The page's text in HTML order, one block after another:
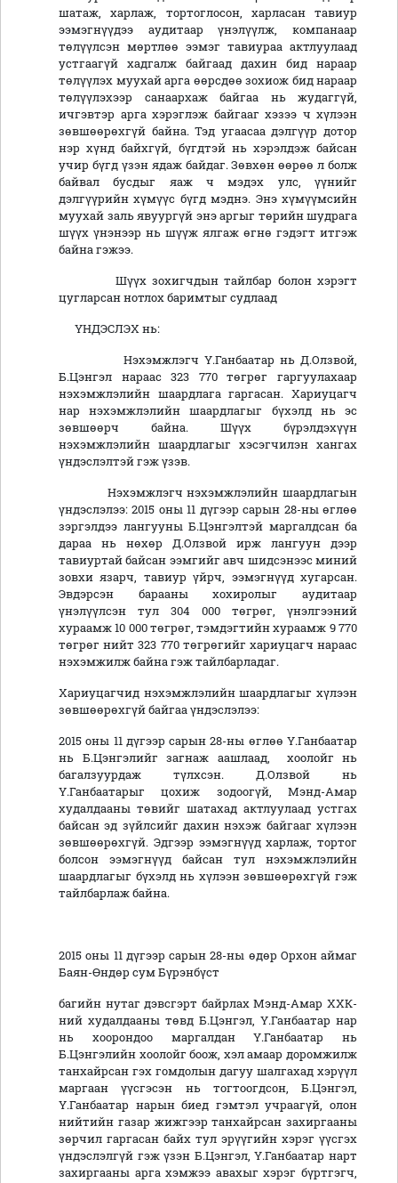
шатаж, харлаж, тортоглосон, харласан тавиур
ээмэгнүүдээ аудитаар үнэлүүлж, компанаар
төлүүлсэн мөртлөө ээмэг тавиураа актлуулаад
устгаагүй хадгалж байгаад дахин бид нараар
төлүүлэх муухай арга өөрсдөө зохиож бид нараар
төлүүлэхээр санаархаж байгаа нь жудаггүй,
ичгэвтэр арга хэрэглэж байгааг хэзээ ч хүлээн
зөвшөөрөхгүй байна. Тэд угаасаа дэлгүүр дотор
нэр хүнд байхгүй, бүгдтэй нь хэрэлдэж байсан
учир бүгд үзэн ядаж байдаг. Зөвхөн өөрөө л болж
байвал бусдыг яаж ч мэдэх улс, үүнийг
дэлгүүрийн хүмүүс бүгд мэднэ. Энэ хүмүүмсийн
муухай заль явуургүй энэ аргыг төрийн шудрага
шүүх үнэнээр нь шүүж ялгаж өгнө гэдэгт итгэж
байна гэжээ.
Шүүх зохигчдын тайлбар болон хэрэгт
цугларсан нотлох баримтыг судлаад
ҮНДЭСЛЭХ нь:
Нэхэмжлэгч Ү.Ганбаатар нь Д.Олзвой,
Б.Цэнгэл нараас 323 770 төгрөг гаргуулахаар
нэхэмжлэлийн шаардлага гаргасан. Хариуцагч
нар нэхэмжлэлийн шаардлагыг бүхэлд нь эс
зөвшөөрч байна. Шүүх бүрэлдэхүүн
нэхэмжлэлийн шаардлагыг хэсэгчилэн хангах
үндэслэлтэй гэж үзэв.
Нэхэмжлэгч нэхэмжлэлийн шаардлагын
үндэслэлээ: 2015 оны 11 дүгээр сарын 28-ны өглөө
зэргэлдээ лангууны Б.Цэнгэлтэй маргалдсан ба
дараа нь нөхөр Д.Олзвой ирж лангуун дээр
тавиуртай байсан ээмгийг авч шидсэнээс миний
зовхи язарч, тавиур үйрч, ээмэгнүүд хугарсан.
Эвдэрсэн барааны хохиролыг аудитаар
үнэлүүлсэн тул 304 000 төгрөг, үнэлгээний
хураамж 10 000 төгрөг, тэмдэгтийн хураамж 9 770
төгрөг нийт 323 770 төгрөгийг хариуцагч нараас
нэхэмжилж байна гэж тайлбарладаг.
Хариуцагчид нэхэмжлэлийн шаардлагыг хүлээн
зөвшөөрөхгүй байгаа үндэслэлээ:
2015 оны 11 дүгээр сарын 28-ны өглөө Ү.Ганбаатар
нь Б.Цэнгэлийг загнаж аашлаад, хоолойг нь
багалзуурдаж түлхсэн. Д.Олзвой нь
Ү.Ганбаатарыг цохиж зодоогүй, Мэнд-Амар
худалдааны төвийг шатахад актлуулаад устгах
байсан эд зүйлсийг дахин нэхэж байгааг хүлээн
зөвшөөрөхгүй. Эдгээр ээмэгнүүд харлаж, тортог
болсон ээмэгнүүд байсан тул нэхэмжлэлийн
шаардлагыг бүхэлд нь хүлээн зөвшөөрөхгүй гэж
тайлбарлаж байна.
2015 оны 11 дүгээр сарын 28-ны өдөр Орхон аймаг
Баян-Өндөр сум Бүрэнбүст
багийн нутаг дэвсгэрт байрлах Мэнд-Амар ХХК-
ний худалдааны төвд Б.Цэнгэл, Ү.Ганбаатар нар
нь хоорондоо маргалдан Ү.Ганбаатар нь
Б.Цэнгэлийн хоолойг боож, хэл амаар доромжилж
танхайрсан гэх гомдолын дагуу шалгахад хэрүүл
маргаан үүсгэсэн нь тогтоогдсон, Б.Цэнгэл,
Ү.Ганбаатар нарын биед гэмтэл учраагүй, олон
нийтийн газар жижгээр танхайрсан захиргааны
зөрчил гаргасан байх тул эрүүгийн хэрэг үүсгэх
үндэслэлгүй гэж үзэн Б.Цэнгэл, Ү.Ганбаатар нарт
захиргааны арга хэмжээ авахыг хэрэг бүртгэгч,